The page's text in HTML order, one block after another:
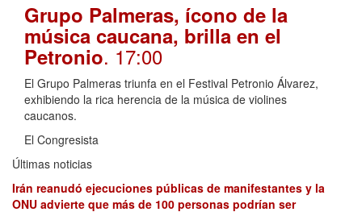
Grupo Palmeras, ícono de la
música caucana, brilla en el
Petronio. 17:00
El Grupo Palmeras triunfa en el Festival Petronio Álvarez,
exhibiendo la rica herencia de la música de violines
caucanos.
El Congresista
Últimas noticias
Irán reanudó ejecuciones públicas de manifestantes y la
ONU advierte que más de 100 personas podrían ser